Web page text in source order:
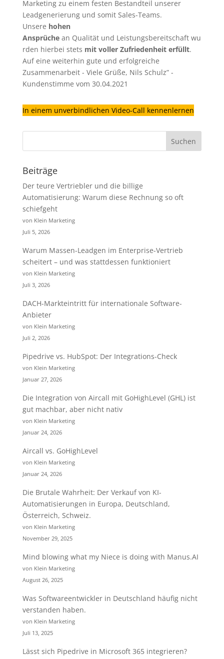
Marketing zu einem festen Bestandteil unserer
Leadgenerierungund somit Sales-Teams.
Unsere hohen
Ansprüchean Qualität und Leistungsbereitschaft wu
rden hierbei stets mit voller Zufriedenheit erfüllt.
Auf eine weiterhin gute und erfolgreiche
Zusammenarbeit - Viele Grüße, Nils Schulz” -
Kundenstimme vom 30.04.2021
In einem unverbindlichen Video-Call kennenlernen
Beiträge
Der teure Vertriebler und die billige
Automatisierung: Warum diese Rechnung so oft
schiefgeht
von Klein Marketing
Juli 5, 2026
Warum Massen-Leadgen im Enterprise-Vertrieb
scheitert – und was stattdessen funktioniert
von Klein Marketing
Juli 3, 2026
DACH-Markteintritt für internationale Software-
Anbieter
von Klein Marketing
Juli 2, 2026
Pipedrive vs. HubSpot: Der Integrations-Check
von Klein Marketing
Januar 27, 2026
Die Integration von Aircall mit GoHighLevel (GHL) ist
gut machbar, aber nicht nativ
von Klein Marketing
Januar 24, 2026
Aircall vs. GoHighLevel
von Klein Marketing
Januar 24, 2026
Die Brutale Wahrheit: Der Verkauf von KI-
Automatisierungen in Europa, Deutschland,
Österreich, Schweiz.
von Klein Marketing
November 29, 2025
Mind blowing what my Niece is doing with Manus.AI
von Klein Marketing
August 26, 2025
Was Softwareentwickler in Deutschland häufig nicht
verstanden haben.
von Klein Marketing
Juli 13, 2025
Lässt sich Pipedrive in Microsoft 365 integrieren?